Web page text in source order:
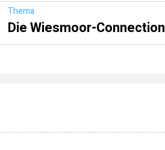
Thema
Die Wiesmoor-Connection